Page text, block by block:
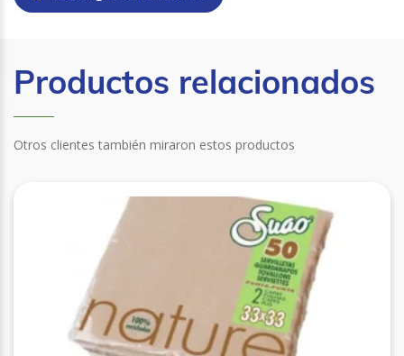
Productos relacionados
Otros clientes también miraron estos productos